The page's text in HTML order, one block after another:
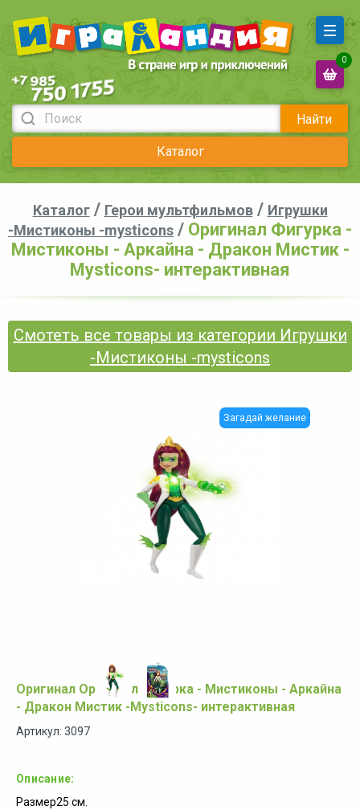
Найти
Каталог
0
Каталог/ Герои мультфильмов/ Игрушки
-Мистиконы -mysticons / Оригинал Фигурка -
Мистиконы - Аркайна - Дракон Мистик -
Mysticons- интерактивная
Смотеть все товары из категории Игрушки
-Мистиконы -mysticons
Загадай желание
Оригинал Оригинал Фигурка - Мистиконы - Аркайна
- Дракон Мистик -Mysticons- интерактивная
Артикул: 3097
Описание:
Размер25 см.